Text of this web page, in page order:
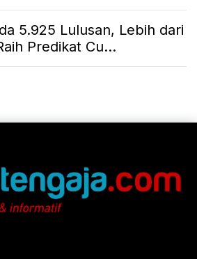
5.925 Lulusan, Lebih dari
Predikat Cu...